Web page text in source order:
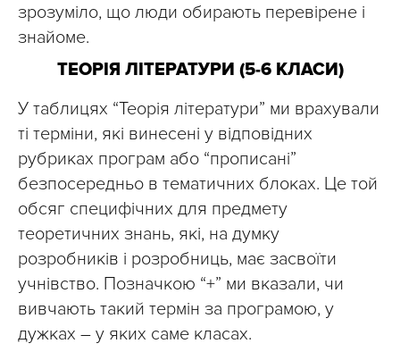
зрозуміло, що люди обирають перевірене і
знайоме.
ТЕОРІЯ ЛІТЕРАТУРИ (5-6 КЛАСИ)
У таблицях “Теорія літератури” ми врахували
ті терміни, які винесені у відповідних
рубриках програм або “прописані”
безпосередньо в тематичних блоках. Це той
обсяг специфічних для предмету
теоретичних знань, які, на думку
розробників і розробниць, має засвоїти
учнівство. Позначкою “+” ми вказали, чи
вивчають такий термін за програмою, у
дужках – у яких саме класах.